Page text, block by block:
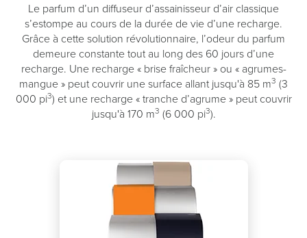
Le parfum d’un diffuseur d’assainisseur d’air classique
s’estompe au cours de la durée de vie d’une recharge.
Grâce à cette solution révolutionnaire, l’odeur du parfum
demeure constante tout au long des 60 jours d’une
recharge. Une recharge « brise fraîcheur » ou « agrumes-
mangue » peut couvrir une surface allant jusqu'à 85 m3 (3
000 pi3) et une recharge « tranche d’agrume » peut couvrir
jusqu'à 170 m3 (6 000 pi3).